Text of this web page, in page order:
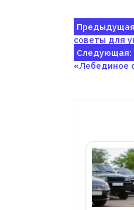
по
советы для
Следующая:
«Лебединое